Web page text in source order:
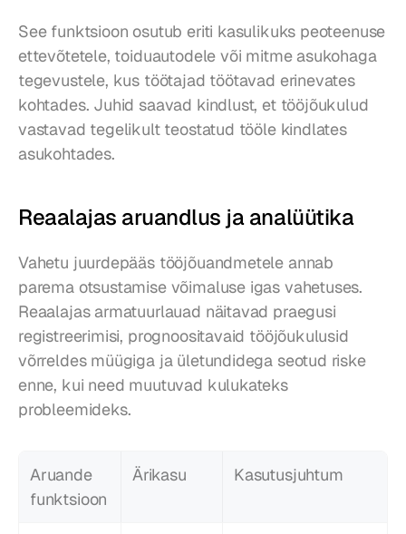
See funktsioon osutub eriti kasulikuks peoteenuse
ettevõtetele, toiduautodele või mitme asukohaga
tegevustele, kus töötajad töötavad erinevates
kohtades. Juhid saavad kindlust, et tööjõukulud
vastavad tegelikult teostatud tööle kindlates
asukohtades.
Reaalajas aruandlus ja analüütika
Vahetu juurdepääs tööjõuandmetele annab
parema otsustamise võimaluse igas vahetuses.
Reaalajas armatuurlauad näitavad praegusi
registreerimisi, prognoositavaid tööjõukulusid
võrreldes müügiga ja ületundidega seotud riske
enne, kui need muutuvad kulukateks
probleemideks.
Aruande
funktsioon
Ärikasu Kasutusjuhtum